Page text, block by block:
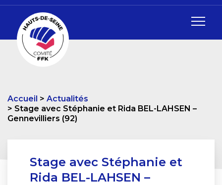
Accueil
Actualités
Stage avec Stéphanie et Rida BEL-LAHSEN –
Gennevilliers (92)
Stage avec Stéphanie et
Rida BEL-LAHSEN –